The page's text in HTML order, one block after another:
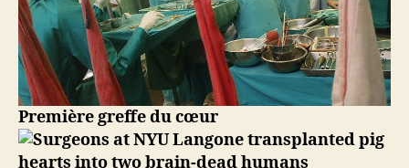
Première greffe du cœur